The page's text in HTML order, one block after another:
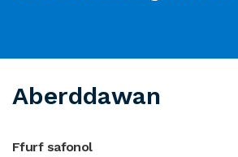
Aberddawan
Ffurf safonol